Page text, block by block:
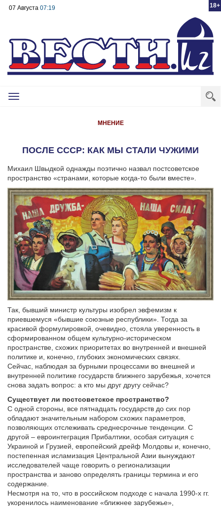
18+
07 Августа 07:19
Toggle
МНЕНИЕ
ПОСЛЕ СССР: КАК МЫ СТАЛИ ЧУЖИМИ
Михаил Швыдкой однажды поэтично назвал постсоветское
пространство «странами, которые когда-то были вместе».
Так, бывший министр культуры изобрел эвфемизм к
приевшемуся «бывшие союзные республики». Тогда за
красивой формулировкой, очевидно, стояла уверенность в
сформированном общем культурно-историческом
пространстве, схожих приоритетах во внутренней и внешней
политике и, конечно, глубоких экономических связях.
Сейчас, наблюдая за бурными процессами во внешней и
внутренней политике государств ближнего зарубежья, хочется
снова задать вопрос: а кто мы друг другу сейчас?
Существует ли постсоветское пространство?
С одной стороны, все пятнадцать государств до сих пор
обладают значительным набором схожих параметров,
позволяющих отслеживать среднесрочные тенденции. С
другой – евроинтеграция Прибалтики, особая ситуация с
Украиной и Грузией, европейский дрейф Молдовы и, конечно,
постепенная исламизация Центральной Азии вынуждают
исследователей чаще говорить о регионализации
пространства и заново определять границы термина и его
содержание.
Несмотря на то, что в российском подходе с начала 1990-х гг.
укоренилось наименование «ближнее зарубежье»,